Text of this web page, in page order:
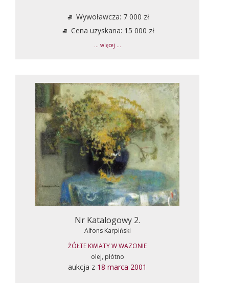
Wywoławcza: 7 000 zł
Cena uzyskana: 15 000 zł
... więcej ...
Nr Katalogowy 2.
Alfons Karpiński
ŻÓŁTE KWIATY W WAZONIE
olej, płótno
aukcja z 18 marca 2001